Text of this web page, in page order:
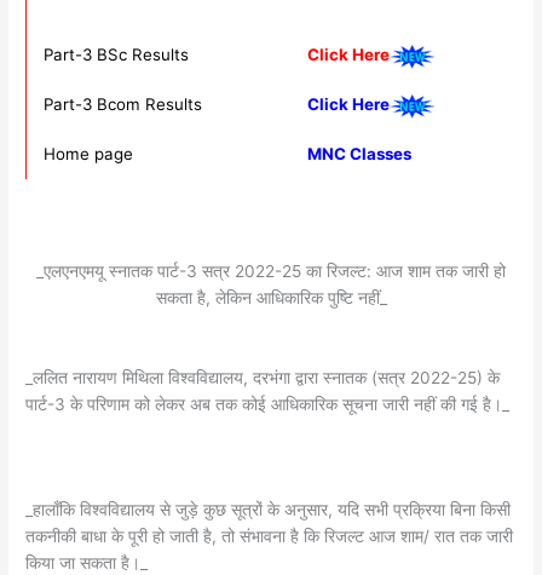
Part-3 BSc Results Click Here
Part-3 Bcom Results Click Here
Home page MNC Classes
_एलएनएमयू स्नातक पार्ट-3 सत्र 2022-25 का रिजल्ट: आज शाम तक जारी हो
सकता है, लेकिन आधिकारिक पुष्टि नहीं_
_ललित नारायण मिथिला विश्वविद्यालय, दरभंगा द्वारा स्नातक (सत्र 2022-25) के
पार्ट-3 के परिणाम को लेकर अब तक कोई आधिकारिक सूचना जारी नहीं की गई है।_
_हालाँकि विश्वविद्यालय से जुड़े कुछ सूत्रों के अनुसार, यदि सभी प्रक्रिया बिना किसी
तकनीकी बाधा के पूरी हो जाती है, तो संभावना है कि रिजल्ट आज शाम/ रात तक जारी
किया जा सकता है।_